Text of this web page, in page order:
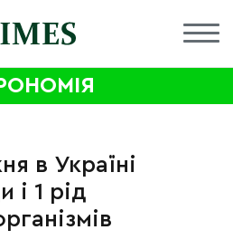
в Україні
і 1 рід